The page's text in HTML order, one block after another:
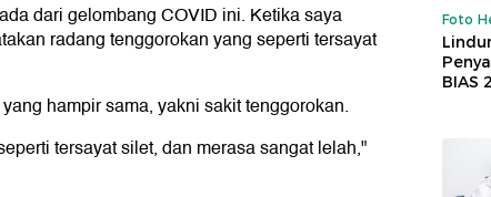
dari gelombang COVID ini. Ketika saya
radang tenggorokan yang seperti tersayat
hampir sama, yakni sakit tenggorokan.
tersayat silet, dan merasa sangat lelah,"
Foto
BIAS